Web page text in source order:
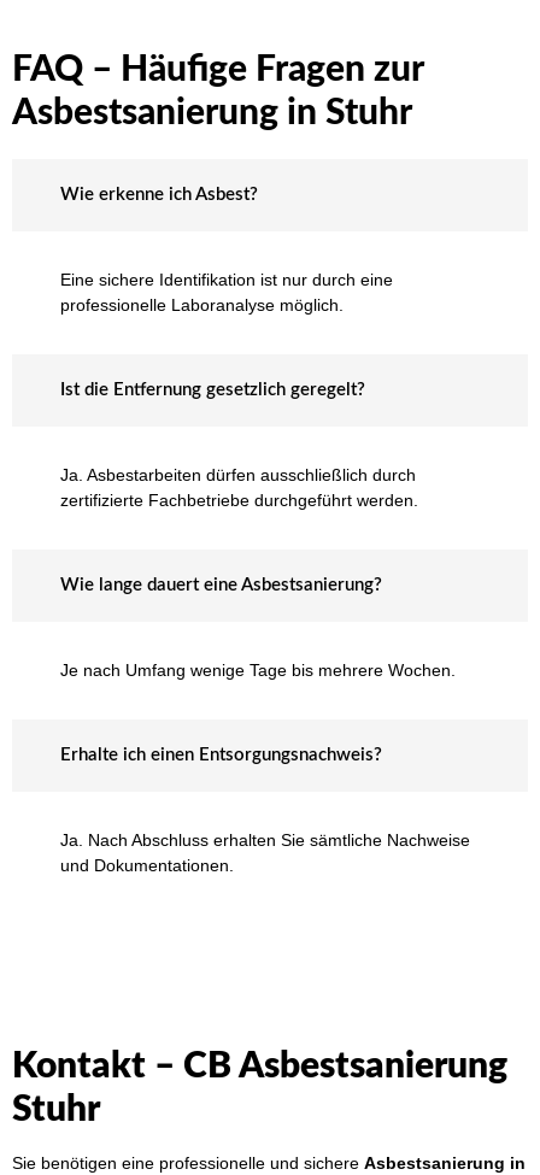
FAQ – Häufige Fragen zur
Asbestsanierung in Stuhr
Wie erkenne ich Asbest?
Eine sichere Identifikation ist nur durch eine
professionelle Laboranalyse möglich.
Ist die Entfernung gesetzlich geregelt?
Ja. Asbestarbeiten dürfen ausschließlich durch
zertifizierte Fachbetriebe durchgeführt werden.
Wie lange dauert eine Asbestsanierung?
Je nach Umfang wenige Tage bis mehrere Wochen.
Erhalte ich einen Entsorgungsnachweis?
Ja. Nach Abschluss erhalten Sie sämtliche Nachweise
und Dokumentationen.
Kontakt – CB Asbestsanierung
Stuhr
Sie benötigen eine professionelle und sichere Asbestsanierung in